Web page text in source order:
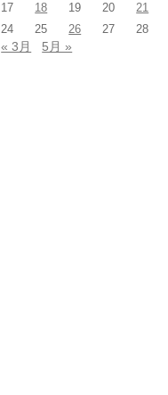
17
18 19 20 21
24
25 26 27 28
« 3月 5月 »